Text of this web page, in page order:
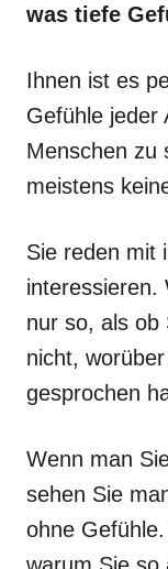
was tiefe
Ihnen ist es
Gefühle jeder
Menschen zu
meistens
Sie reden mit
interessieren.
nur so, als ob
nicht,
gesprochen
Wenn man
sehen Sie
ohne
warum Sie so